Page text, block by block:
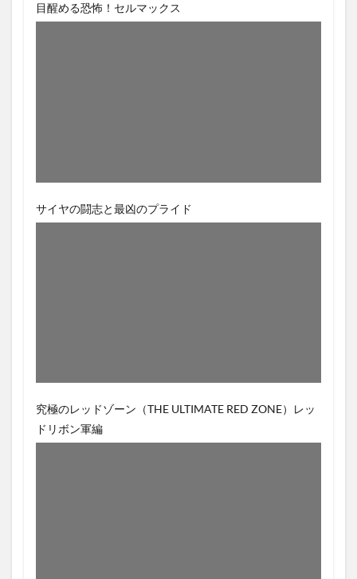
目醒める恐怖！セルマックス
サイヤの闘志と最凶のプライド
究極のレッドゾーン（THE ULTIMATE RED ZONE）レッ
ドリボン軍編